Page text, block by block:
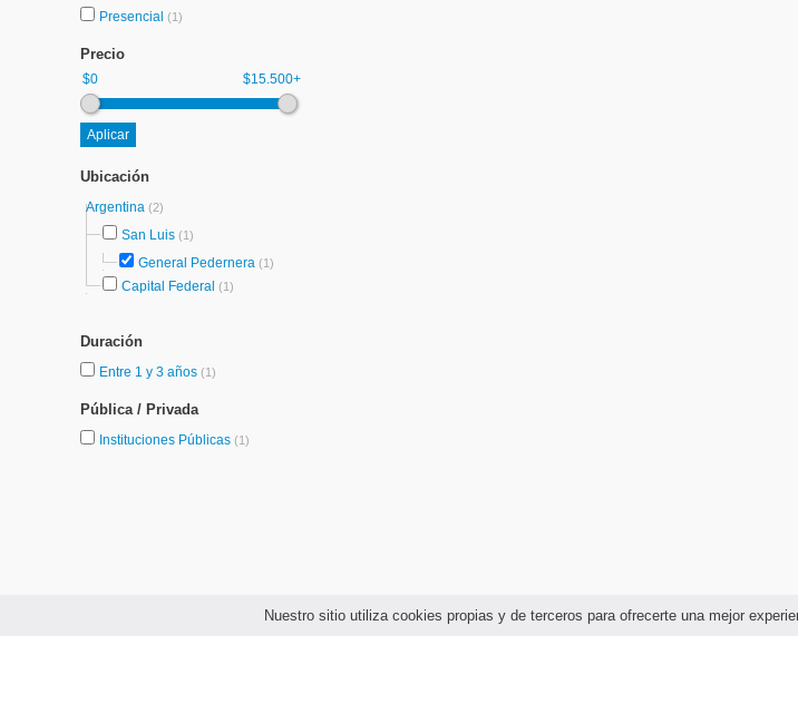
Nuestro sitio utiliza cookies propias y de terceros para ofrecerte una mejor
Presencial (1)
Precio
$0 $15.500+
Ubicación
Argentina (2)
San Luis (1)
General Pedernera (1)
Capital Federal (1)
Duración
Entre 1 y 3 años (1)
Pública / Privada
Instituciones Públicas (1)